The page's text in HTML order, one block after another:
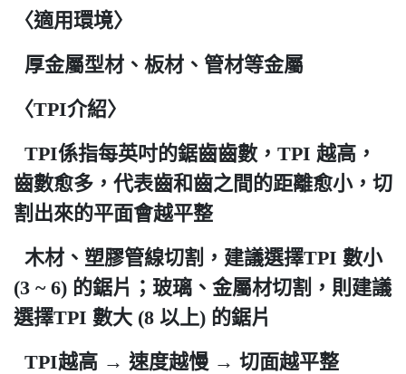
〈適用環境〉
厚金屬型材、板材、管材等金屬
〈TPI介紹〉
TPI係指每英吋的鋸齒齒數，TPI 越高，
齒數愈多，代表齒和齒之間的距離愈小，切
割出來的平面會越平整
木材、塑膠管線切割，建議選擇TPI 數小
(3 ~ 6) 的鋸片；玻璃、金屬材切割，則建議
選擇TPI 數大 (8 以上) 的鋸片
TPI越高 → 速度越慢 → 切面越平整